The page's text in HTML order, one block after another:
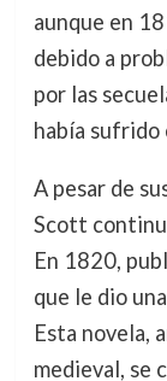
aunque en
debido a
por las
había sufrido
A pesar de
Scott
En 1820,
que le dio
Esta novela,
medieval, se